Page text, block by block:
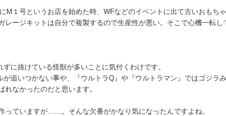
１号というお店を始めた時、WFなどのイベントに出て古いおもちゃ
ージキットは自分で複製するので生産性が悪い。そこで心機一転し
に抜けている怪獣が多いことに気付くわけです。
追いつかない事や、『ウルトラQ』や『ウルトラマン』ではゴジラ
なかったのだと思います。
っていますが……。そんな欠番がかなり気になったんですよね。